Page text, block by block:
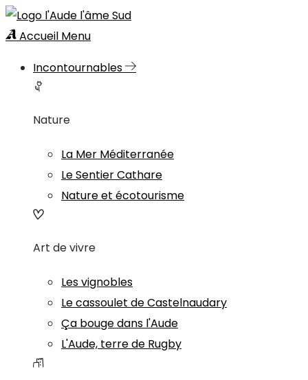
Accueil Menu
Incontournables
Nature
La Mer Méditerranée
Le Sentier Cathare
Nature et écotourisme
Art de vivre
Les vignobles
Le cassoulet de Castelnaudary
Ça bouge dans l'Aude
L'Aude, terre de Rugby